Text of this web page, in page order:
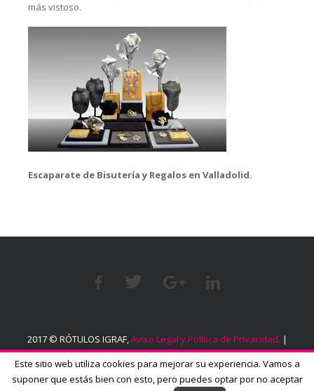
más vistoso.
Escaparate de Bisutería y Regalos en Valladolid.
2017 © RÓTULOS IGRAF,Aviso Legal y Política de Privacidad. |
Política sobre el uso de cookies.
Este sitio web utiliza cookies para mejorar su experiencia. Vamos a
suponer que estás bien con esto, pero puedes optar por no aceptar